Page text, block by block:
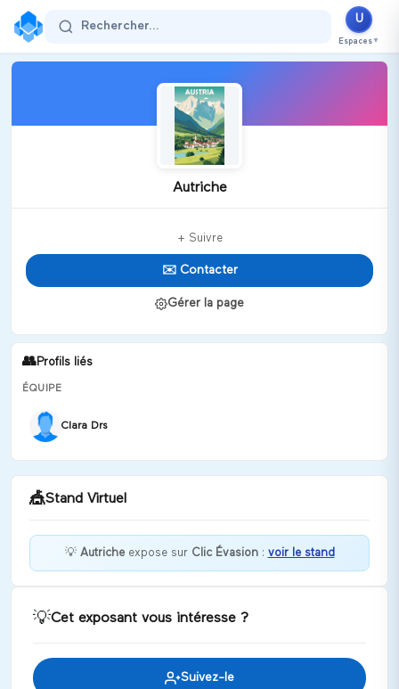
Rechercher...
U
Espaces ▼
Autriche
+ Suivre
✉️ Contacter
Gérer la page
👥Profils liés
ÉQUIPE
Clara Drs
🎪Stand Virtuel
Discuter
💡 Autricheexpose sur Clic Évasion : voir le stand
💡Cet exposant vous intéresse ?
Suivez-le